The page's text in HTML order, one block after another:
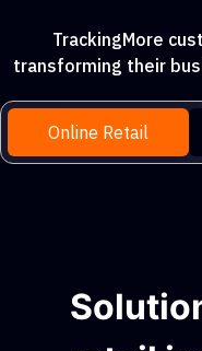
TrackingMore
transforming their
Online Retail